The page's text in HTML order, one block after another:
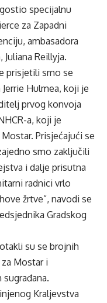
specijalnu
za Zapadni
ambasadora
Reillyja.
prisjetili smo se
Hulmea, koji je
prvog konvoja
a, koji je
Prisjećajući se
smo zaključili
i dalje prisutna
radnici vrlo
žrtve”, navodi se
Gradskog
su se brojnih
Mostar i
Kraljevstva